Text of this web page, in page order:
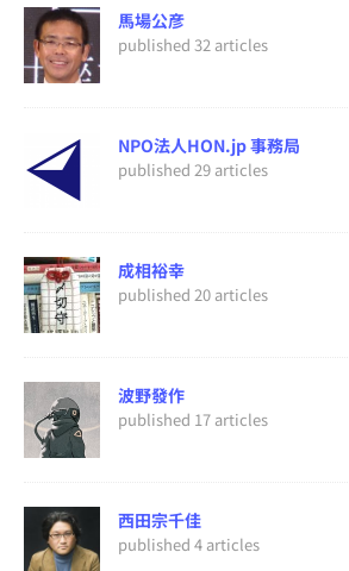
馬場公彦
published 32 articles
NPO法人HON.jp 事務局
published 29 articles
成相裕幸
published 20 articles
波野發作
published 17 articles
西田宗千佳
published 4 articles